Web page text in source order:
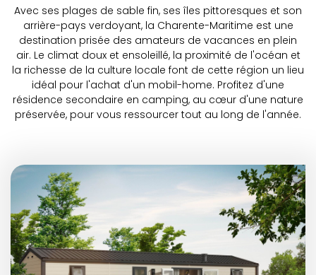
Avec ses plages de sable fin, ses îles pittoresques et son
arrière-pays verdoyant, la Charente-Maritime est une
destination prisée des amateurs de vacances en plein
air. Le climat doux et ensoleillé, la proximité de l'océan et
la richesse de la culture locale font de cette région un lieu
idéal pour l'achat d'un mobil-home. Profitez d'une
résidence secondaire en camping, au cœur d'une nature
préservée, pour vous ressourcer tout au long de l'année.